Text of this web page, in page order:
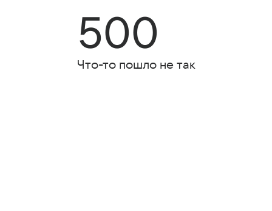
500
Что-то пошло не так